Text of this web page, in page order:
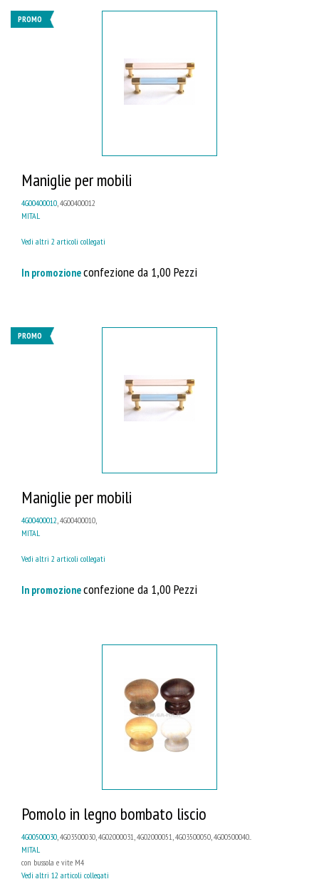
PROMO
Maniglie per mobili
4G00400010, 4G00400012
MITAL
Vedi altri 2 articoli collegati
In promozioneconfezione da 1,00 Pezzi
PROMO
Maniglie per mobili
4G00400012 , 4G00400010,
MITAL
Vedi altri 2 articoli collegati
In promozioneconfezione da 1,00 Pezzi
Pomolo in legno bombato liscio
4G00500030, 4G03500030, 4G02000031, 4G02000051, 4G03500050, 4G00500040...
MITAL
con bussola e vite M4
Vedi altri 12 articoli collegati